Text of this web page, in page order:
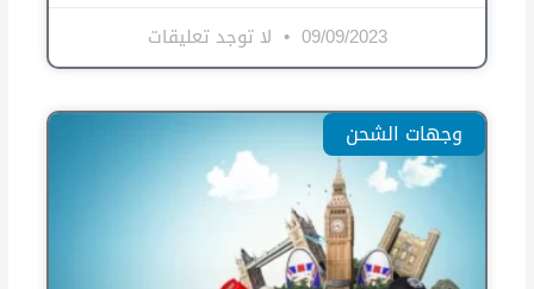
09/09/2023 لا توجد تعليقات
وجهات الشحن